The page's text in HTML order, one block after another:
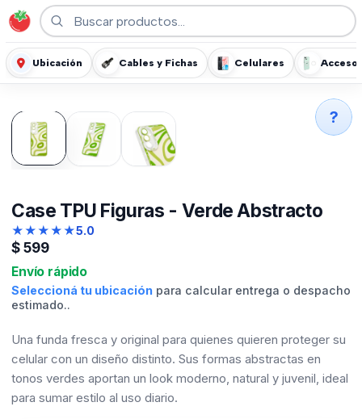
Ubicación Cables y Fichas Celulares
Case TPU Figuras - Verde Abstracto
★★★★★5.0
$599
Envío rápido
Seleccioná tu ubicación para calcular entrega o despacho
estimado..
Una funda fresca y original para quienes quieren proteger su
celular con un diseño distinto. Sus formas abstractas en
tonos verdes aportan un look moderno, natural y juvenil, ideal
para sumar estilo al uso diario.
?